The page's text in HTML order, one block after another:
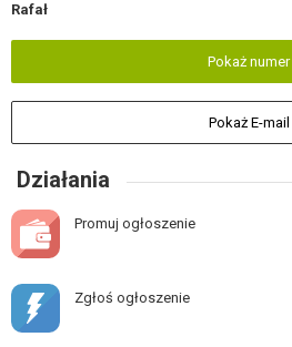
Rafał
Pokaż numer
Pokaż E-mail
Działania
Promuj ogłoszenie
Zgłoś ogłoszenie